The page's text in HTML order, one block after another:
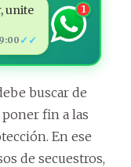
unite
✓✓
1
buscar de
fin a las
En ese
de secuestros,